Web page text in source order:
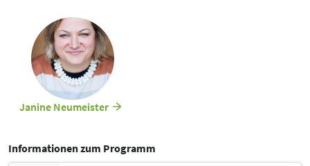
Janine Neumeister
Informationen zum Programm